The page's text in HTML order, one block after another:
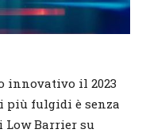
innovativo il 2023
più fulgidi è senza
Low Barrier su